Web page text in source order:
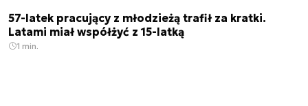
57-latek pracujący z młodzieżą trafił za kratki.
Latami miał współżyć z 15-latką
1 min.